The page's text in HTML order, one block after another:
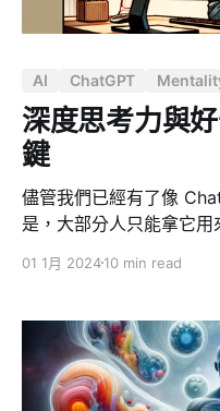
車，甚至連孩子的計劃
評論家馬塞爾・賴希 -
AI ChatGPT
深度思考力與
鍵
儘管我們已經有了像
是，大部分人只能拿它
看，整體的表現實在令人哀傷。 算力，是對
企業角度來看，現狀亦
門開發的系統功能不易
無法清晰地提出需求。 我們都是人類，我們都使用自然語
言來溝通，理應不存在
01 1月 202410 min read